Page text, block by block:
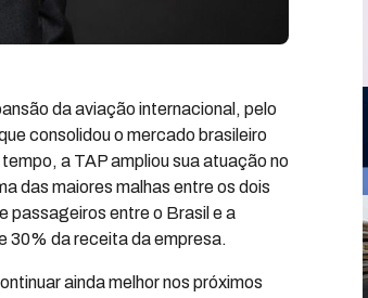
da aviação internacional, pelo
consolidou o mercado brasileiro
a TAP ampliou sua atuação no
das maiores malhas entre os dois
passageiros entre o Brasil e a
30% da receita da empresa.
ainda melhor nos próximos